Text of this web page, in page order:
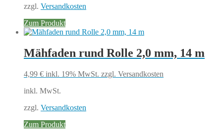
zzgl. Versandkosten
Zum Produkt
Mähfaden rund Rolle 2,0 mm, 14 m
4,99 € inkl. 19% MwSt. zzgl. Versandkosten
inkl. MwSt.
zzgl. Versandkosten
Zum Produkt